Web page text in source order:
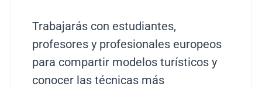
Trabajarás con estudiantes,
profesores y profesionales europeos
para compartir modelos turísticos y
conocer las técnicas más